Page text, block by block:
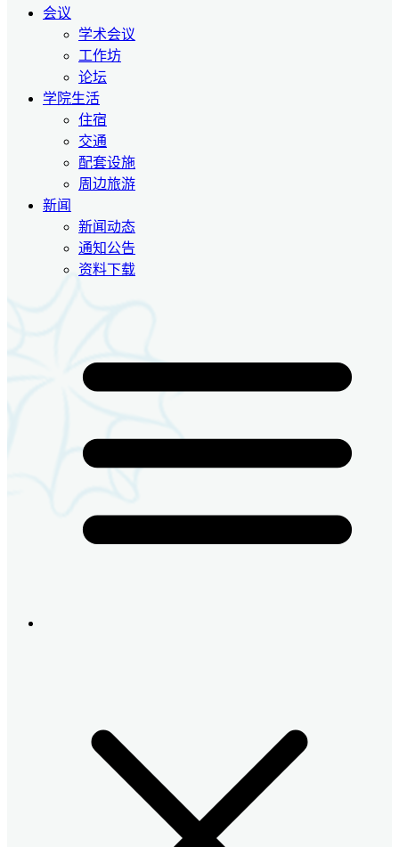
会议
学术会议
工作坊
论坛
学院生活
住宿
交通
配套设施
周边旅游
新闻
新闻动态
通知公告
资料下载